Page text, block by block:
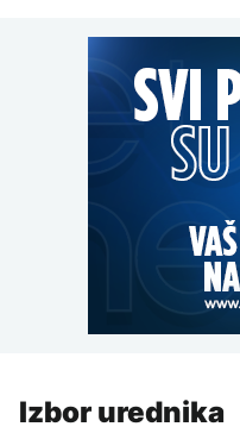
Izbor urednika